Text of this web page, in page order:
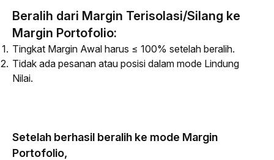
Beralih dari Margin Terisolasi/Silang ke
Margin Portofolio:
Tingkat Margin Awal harus ≤ 100% setelah beralih.
Tidak ada pesanan atau posisi dalam mode Lindung
Nilai.
Setelah berhasil beralih ke mode Margin
Portofolio,